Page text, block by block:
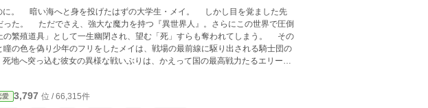
した先
の世界で圧倒
殖道具」として一生幽閉され、望む「死」すらも奪われてしまう。 その
の色を偽り少年のフリをしたメイは、戦場の最前線に駆り出される騎士団の
へ突っ込む彼女の異様な戦いぶりは、かえって国の最高戦力たるエリート
、常軌を逸したバケ
愛 3,797 位 / 66,315件